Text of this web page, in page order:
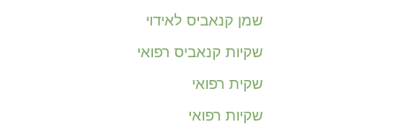
שמן קנאביס לאידוי
שקיות קנאביס רפואי
שקית רפואי
שקיות רפואי